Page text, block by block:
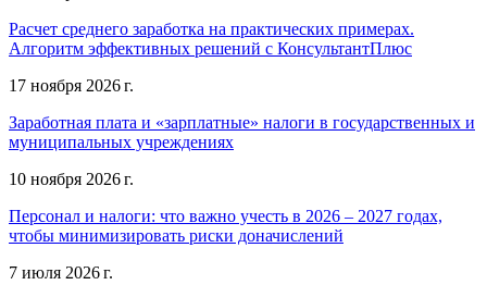
Расчет среднего заработка на практических примерах.
Алгоритм эффективных решений с КонсультантПлюс
17 ноября 2026 г.
Заработная плата и «зарплатные» налоги в государственных и
муниципальных учреждениях
10 ноября 2026 г.
Персонал и налоги: что важно учесть в 2026 – 2027 годах,
чтобы минимизировать риски доначислений
7 июля 2026 г.